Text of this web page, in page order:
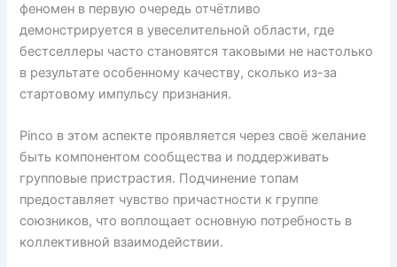
феномен в первую очередь отчётливо
демонстрируется в увеселительной области, где
бестселлеры часто становятся таковыми не настолько
в результате особенному качеству, сколько из-за
стартовому импульсу признания.
Pinco в этом аспекте проявляется через своё желание
быть компонентом сообщества и поддерживать
групповые пристрастия. Подчинение топам
предоставляет чувство причастности к группе
союзников, что воплощает основную потребность в
коллективной взаимодействии.